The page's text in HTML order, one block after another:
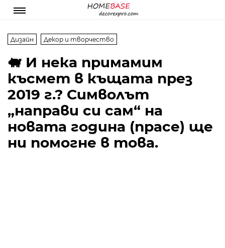
Дизайн Декор и творчество
🐖 И нека примамим
късмет в къщата през
2019 г.? Символът
„направи си сам“ на
новата година (прасе) ще
ни помогне в това.